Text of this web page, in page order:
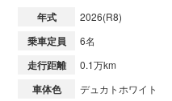
年式 2026(R8)
乗車定員 6名
走行距離 0.1万km
車体色 デュカトホワイト